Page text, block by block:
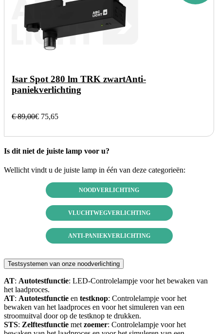
Isar Spot 280 lm TRK zwartAnti-
paniekverlichting
€ 89,00€ 75,65
Is dit niet de juiste lamp voor u?
Wellicht vindt u de juiste lamp in één van deze categorieën:
NOODVERLICHTING
VLUCHTWEGVERLICHTING
ANTI-PANIEKVERLICHTING
Testsystemen van onze noodverlichting
AT: Autotestfunctie: LED-Controlelampje voor het bewaken van
het laadproces.
AT: Autotestfunctie en testknop: Controlelampje voor het
bewaken van het laadproces en voor het simuleren van een
stroomuitval door op de testknop te drukken.
STS: Zelftestfunctie met zoemer: Controlelampje voor het